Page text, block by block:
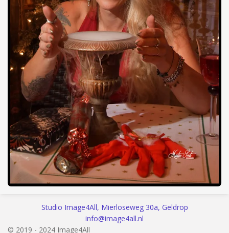
Studio Image4All, Mierloseweg 30a, Geldrop
info@image4all.nl
© 2019 - 2024 Image4All